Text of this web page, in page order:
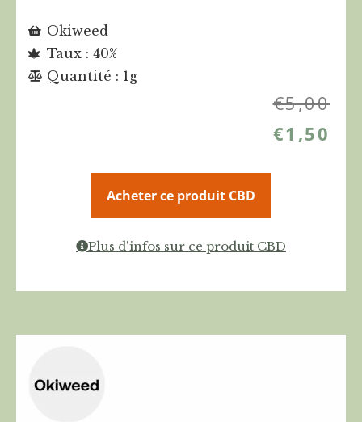
Okiweed
Taux : 40%
Quantité : 1g
€5,00
€1,50
Acheter ce produit CBD
Plus d'infos sur ce produit CBD